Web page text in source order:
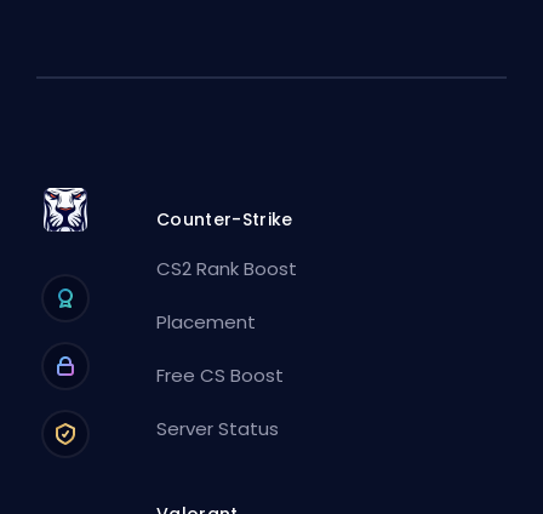
Counter-Strike
CS2 Rank Boost
Placement
Free CS Boost
Server Status